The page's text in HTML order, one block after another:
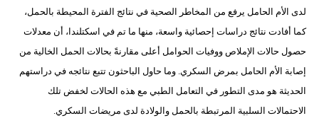
لدى الأم الحامل يرفع من المخاطر الصحية في نتائج الفترة المحيطة بالحمل،
كما أفادت نتائج دراسات إحصائية واسعة، منها ما تم في اسكتلندا، أن معدلات
حصول حالات الإملاص ووفيات الحوامل أعلى مقارنةً بحالات الحمل الخالية من
إصابة الأم الحامل بمرض السكري. وما حاول الباحثون تتبع نتائجه في دراستهم
الحديثة هو مدى التطور في التعامل الطبي مع هذه الحالات لخفض تلك
الاحتمالات السلبية المرتبطة بالحمل والولادة لدى مريضات السكري.